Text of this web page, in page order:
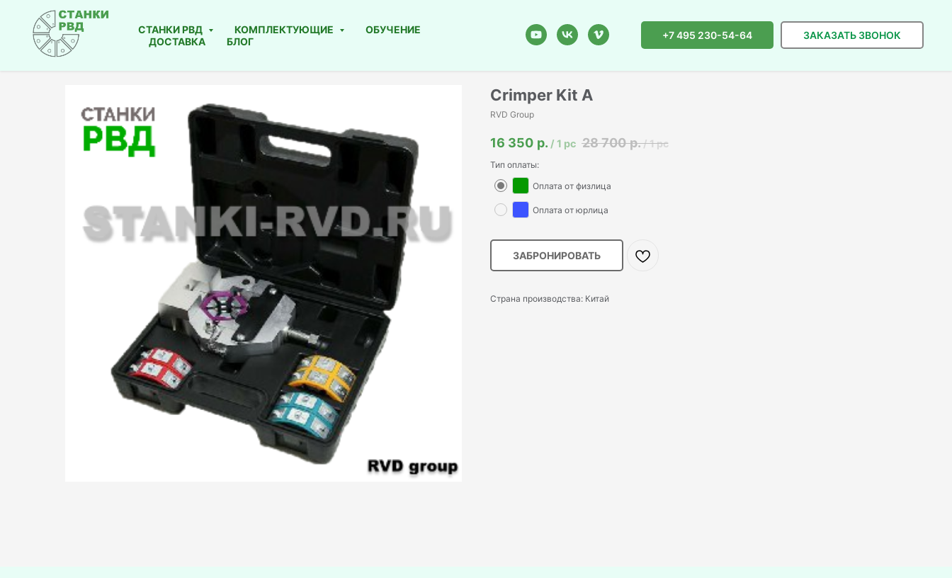
СТАНКИ РВД КОМПЛЕКТУЮЩИЕ
ОБУЧЕНИЕ
ДОСТАВКА
БЛОГ
+7 495 230-54-64 ЗАКАЗАТЬ ЗВОНОК
Crimper Kit A
RVD Group
16 350 р. / 1 pc 28 700 р./1 pc
Тип оплаты:
Оплата от физлица
Оплата от юрлица
ЗАБРОНИРОВАТЬ
Страна производства: Китай